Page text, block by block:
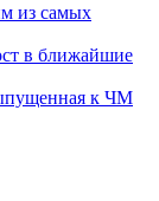
из самых
в ближайшие
к ЧМ